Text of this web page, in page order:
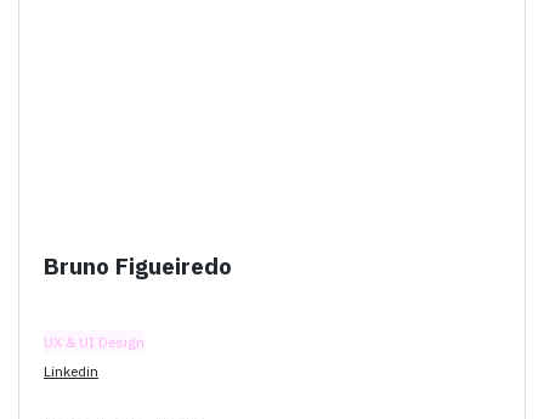
Bruno Figueiredo
UX & UI Design
Linkedin